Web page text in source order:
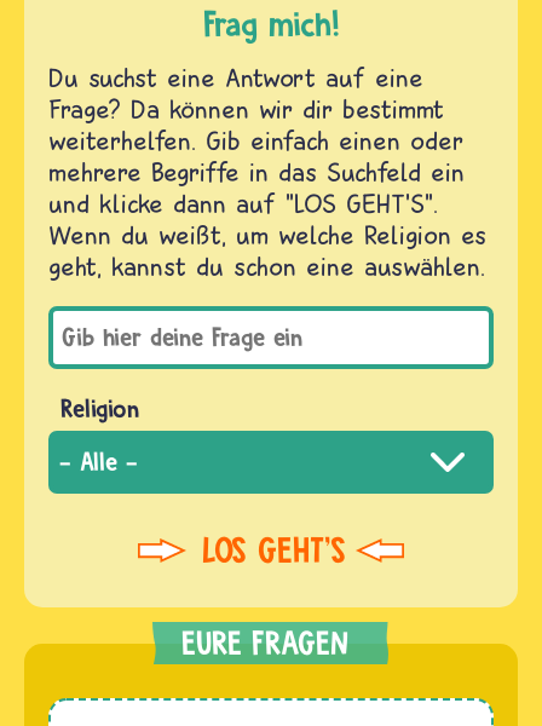
Frag mich!
Du suchst eine Antwort auf eine
Frage? Da können wir dir bestimmt
weiterhelfen. Gib einfach einen oder
mehrere Begriffe in das Suchfeld ein
und klicke dann auf "LOS GEHT'S".
Wenn du weißt, um welche Religion es
geht, kannst du schon eine auswählen.
Religion